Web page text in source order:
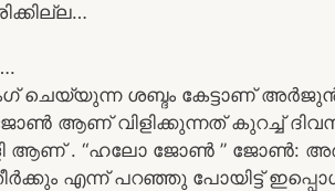
ചെയ്യുന്ന ശബ്ദം കേട്ടാണ്
ആണ് വിളിക്കുന്നത് കുറച്ച് ദിവസം
ആണ് . “ഹലോ ജോൺ ” ജോൺ:
എന്ന് പറഞ്ഞു പോയിട്ട്